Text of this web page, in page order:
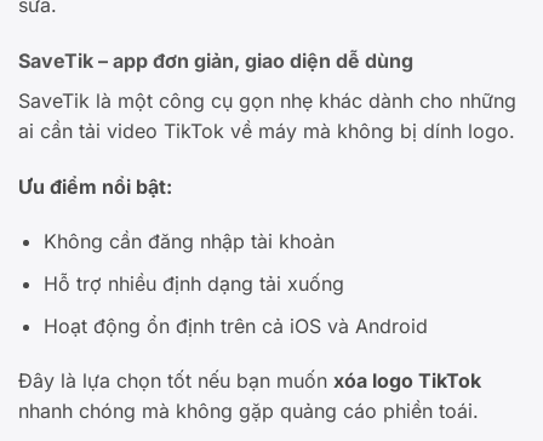
sửa.
SaveTik – app đơn giản, giao diện dễ dùng
SaveTik là một công cụ gọn nhẹ khác dành cho những
ai cần tải video TikTok về máy mà không bị dính logo.
Ưu điểm nổi bật:
Không cần đăng nhập tài khoản
Hỗ trợ nhiều định dạng tải xuống
Hoạt động ổn định trên cả iOS và Android
Đây là lựa chọn tốt nếu bạn muốn xóa logo TikTok
nhanh chóng mà không gặp quảng cáo phiền toái.